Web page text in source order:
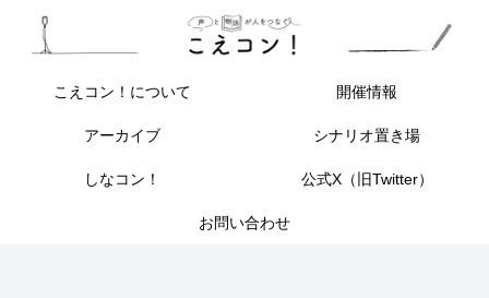
こえコン！について 開催情報
アーカイブ シナリオ置き場
しなコン！ 公式X（旧Twitter）
お問い合わせ